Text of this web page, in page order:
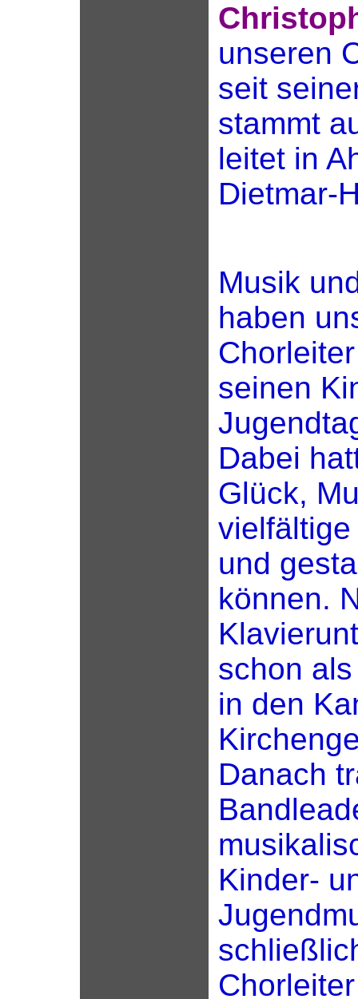
unseren
seit
stammt
leitet in
Dietmar-
Musik
haben
seinen
Dabei
Glück,
und
können.
schon
in den
Danach
Kinder-